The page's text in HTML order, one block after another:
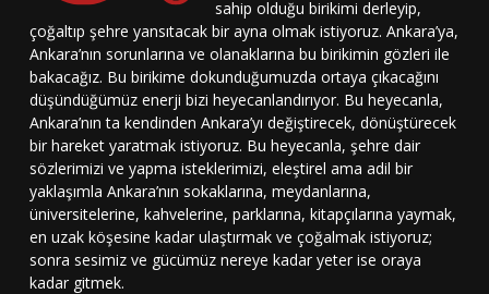
sahip olduğu birikimi derleyip,
çoğaltıp şehre yansıtacak bir ayna olmak istiyoruz. Ankara’ya,
Ankara’nın sorunlarına ve olanaklarına bu birikimin gözleri ile
bakacağız. Bu birikime dokunduğumuzda ortaya çıkacağını
düşündüğümüz enerji bizi heyecanlandırıyor. Bu heyecanla,
Ankara’nın ta kendinden Ankara’yı değiştirecek, dönüştürecek
bir hareket yaratmak istiyoruz. Bu heyecanla, şehre dair
sözlerimizi ve yapma isteklerimizi, eleştirel ama adil bir
yaklaşımla Ankara’nın sokaklarına, meydanlarına,
üniversitelerine, kahvelerine, parklarına, kitapçılarına yaymak,
en uzak köşesine kadar ulaştırmak ve çoğalmak istiyoruz;
sonra sesimiz ve gücümüz nereye kadar yeter ise oraya
kadar gitmek.